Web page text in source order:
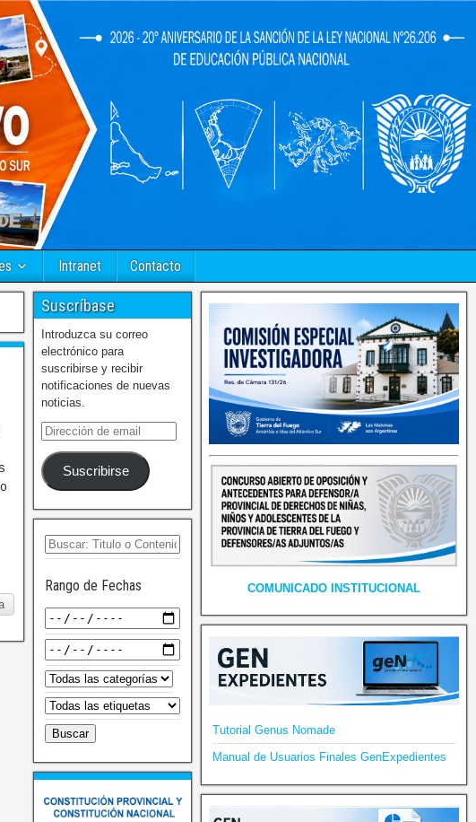
Intranet Contacto
Suscríbase
Introduzca su correo
electrónico para
suscribirse y recibir
notificaciones de nuevas
noticias.
Suscribirse
Rango de Fechas COMUNICADO INSTITUCIONAL
Tutorial Genus Nomade
Manual de Usuarios Finales GenExpedientes